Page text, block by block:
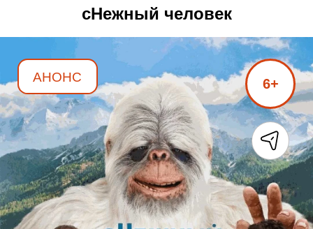
сНежный человек
АНОНС 6+